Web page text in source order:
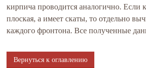
кирпича проводится аналогично. Если
плоская, а имеет скаты, то отдельно
каждого фронтона. Все полученные
Вернуться к оглавлению